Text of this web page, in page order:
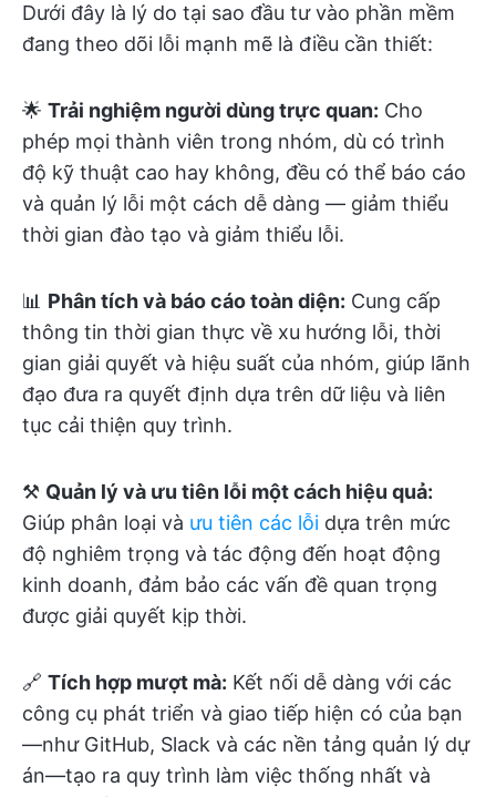
Dưới đây là lý do tại sao đầu tư vào phần mềm
đang theo dõi lỗi mạnh mẽ là điều cần thiết:
🌟 Trải nghiệm người dùng trực quan: Cho
phép mọi thành viên trong nhóm, dù có trình
độ kỹ thuật cao hay không, đều có thể báo cáo
và quản lý lỗi một cách dễ dàng — giảm thiểu
thời gian đào tạo và giảm thiểu lỗi.
📊 Phân tích và báo cáo toàn diện: Cung cấp
thông tin thời gian thực về xu hướng lỗi, thời
gian giải quyết và hiệu suất của nhóm, giúp lãnh
đạo đưa ra quyết định dựa trên dữ liệu và liên
tục cải thiện quy trình.
⚒️ Quản lý và ưu tiên lỗi một cách hiệu quả:
Giúp phân loại và ưu tiên các lỗi dựa trên mức
độ nghiêm trọng và tác động đến hoạt động
kinh doanh, đảm bảo các vấn đề quan trọng
được giải quyết kịp thời.
🔗 Tích hợp mượt mà: Kết nối dễ dàng với các
công cụ phát triển và giao tiếp hiện có của bạn
—như GitHub, Slack và các nền tảng quản lý dự
án—tạo ra quy trình làm việc thống nhất và